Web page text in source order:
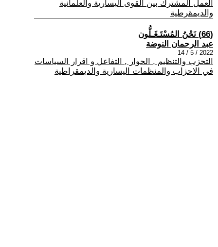
العمل المشترك بين القوى اليسارية والعلمانية
والديمقرطية
(66) نَحْنُ المُسْتَـغَـلُّون
عبد الرحمان النوضة
2022 / 5 / 14
التحزب والتنظيم , الحوار , التفاعل و اقرار السياسات
في الاحزاب والمنظمات اليسارية والديمقراطية